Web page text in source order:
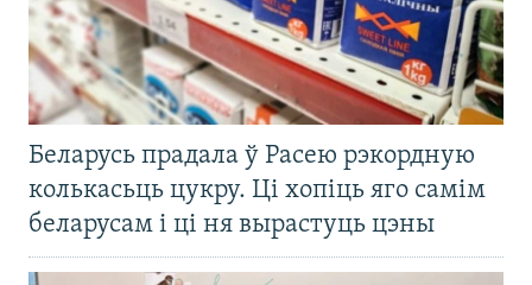
Беларусь прадала ў Расею рэкордную
колькасьць цукру. Ці хопіць яго самім
беларусам і ці ня вырастуць цэны